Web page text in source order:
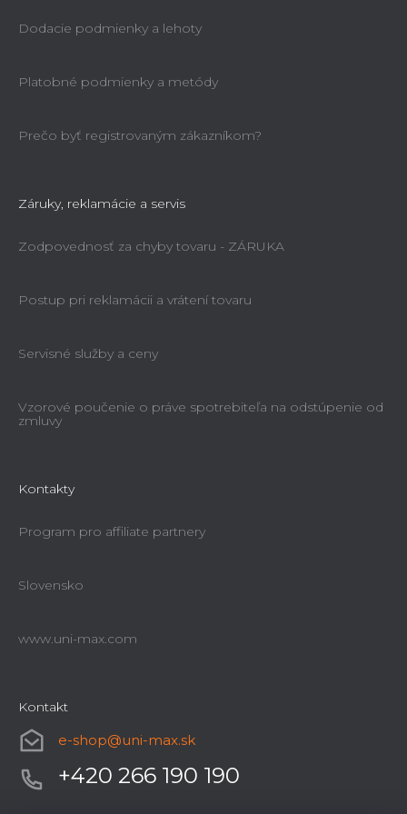
Dodacie podmienky a lehoty
Platobné podmienky a metódy
Prečo byť registrovaným zákazníkom?
Záruky, reklamácie a servis
Zodpovednosť za chyby tovaru - ZÁRUKA
Postup pri reklamácii a vrátení tovaru
Servisné služby a ceny
Vzorové poučenie o práve spotrebiteľa na odstúpenie od
zmluvy
Kontakty
Program pro affiliate partnery
Slovensko
www.uni-max.com
Kontakt
e-shop@uni-max.sk
+420 266 190 190